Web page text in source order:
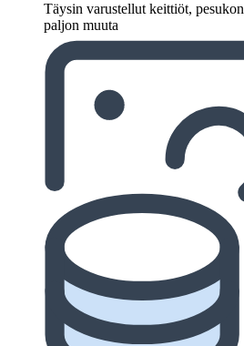
Täysin varustellut keittiöt,
paljon muuta